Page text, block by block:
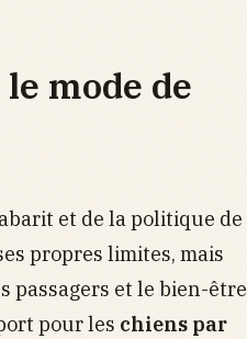
mode de
et de la politique de
propres limites, mais
passagers et le bien-être
pour les chiens par